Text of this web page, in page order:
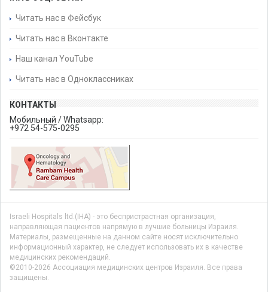
Читать нас в Фейсбук
Читать нас в Вконтакте
Наш канал YouTube
Читать нас в Одноклассниках
КОНТАКТЫ
Мобильный / Whatsapp:
+972 54-575-0295
Israeli Hospitals ltd.(IHA) - это беспристрастная организация,
направляющая пациентов напрямую в лучшие больницы Израиля.
Материалы, размещенные на данном сайте носят исключительно
информационный характер, не следует использовать их в качестве
медицинских рекомендаций.
©2010-2026 Ассоциация медицинских центров Израиля. Все права
защищены.